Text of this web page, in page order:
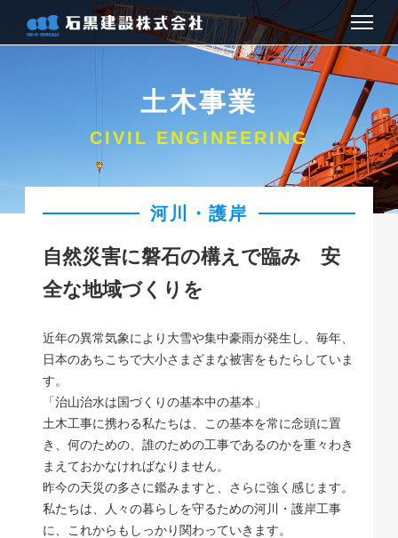
土木事業
お問い合わせ
土木事業
CIVIL ENGINEERING
河川・護岸
自然災害に磐石の構えで臨み 安
全な地域づくりを
近年の異常気象により大雪や集中豪雨が発生し、毎年、
日本のあちこちで大小さまざまな被害をもたらしていま
す。
「治山治水は国づくりの基本中の基本」
土木工事に携わる私たちは、この基本を常に念頭に置
き、何のための、誰のための工事であるのかを重々わき
まえておかなければなりません。
昨今の天災の多さに鑑みますと、さらに強く感じます。
私たちは、人々の暮らしを守るための河川・護岸工事
に、これからもしっかり関わっていきます。